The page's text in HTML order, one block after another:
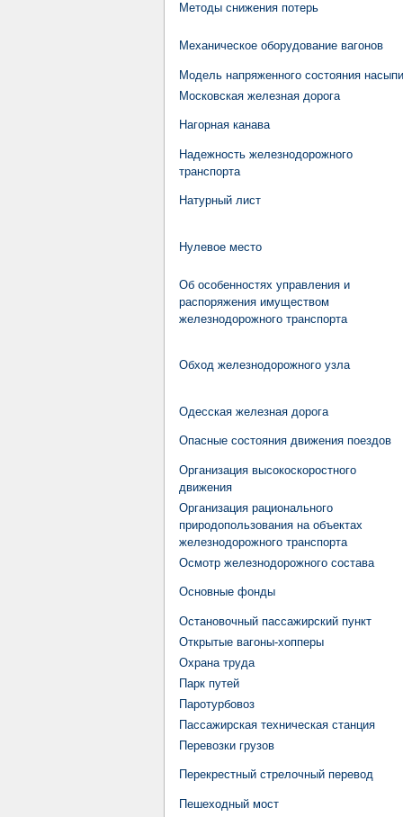
Методы снижения потерь
Механическое оборудование вагонов
Модель напряженного состояния насыпи
Московская железная дорога
Нагорная канава
Надежность железнодорожного
транспорта
Натурный лист
Нулевое место
Об особенностях управления и
распоряжения имуществом
железнодорожного транспорта
Обход железнодорожного узла
Одесская железная дорога
Опасные состояния движения поездов
Организация высокоскоростного
движения
Организация рационального
природопользования на объектах
железнодорожного транспорта
Осмотр железнодорожного состава
Основные фонды
Остановочный пассажирский пункт
Открытые вагоны-хопперы
Охрана труда
Парк путей
Паротурбовоз
Пассажирская техническая станция
Перевозки грузов
Перекрестный стрелочный перевод
Пешеходный мост